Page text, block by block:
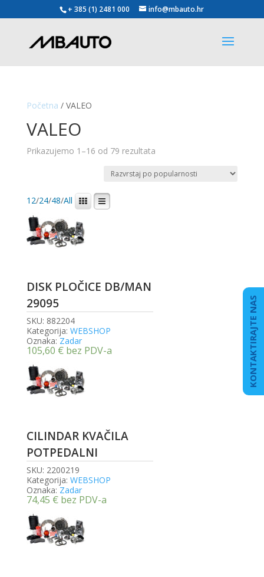
+ 385 (1) 2481 000 info@mbauto.hr
Početna / VALEO
VALEO
Prikazujemo 1–16 od 79 rezultataPoredano
popularnosti
12/24/48/All
DISK PLOČICE DB/MAN
29095
SKU: 882204
Kategorija: WEBSHOP
Oznaka: Zadar
105,60 € bez PDV-a
CILINDAR KVAČILA
POTPEDALNI
SKU: 2200219
Kategorija: WEBSHOP
Oznaka: Zadar
74,45 € bez PDV-a
KONTAKTIRAJTE NAS